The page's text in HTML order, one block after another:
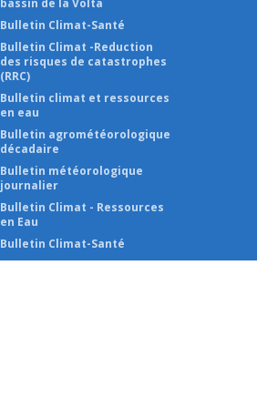
bassin de la Volta
Bulletin Climat-Santé
Bulletin Climat -Reduction
des risques de catastrophes
(RRC)
Bulletin climat et ressources
en eau
Bulletin agrométéorologique
décadaire
Bulletin météorologique
journalier
Bulletin Climat - Ressources
en Eau
Bulletin Climat-Santé